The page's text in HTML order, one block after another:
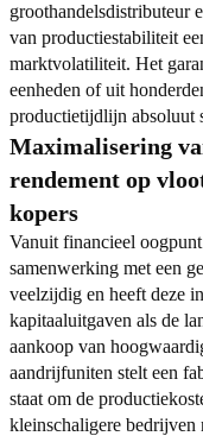
groothandelsdistributeur
van productiestabiliteit
marktvolatiliteit. Het
eenheden of uit
productietijdlijn absoluut
Maximalisering
rendement op
kopers
Vanuit financieel
samenwerking met een
veelzijdig en heeft deze
kapitaaluitgaven als de
aankoop van
aandrijfuniten stelt een
staat om de
kleinschaligere bedrijven